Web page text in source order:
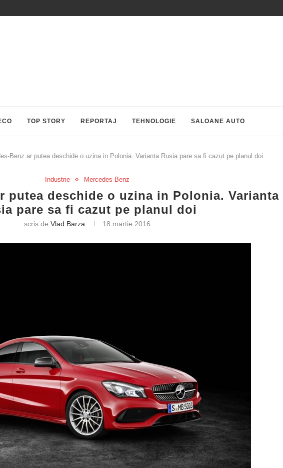
TOP STORY REPORTAJ TEHNOLOGIE SALOANE AUTO
Benz ar putea deschide o uzina in Polonia. Varianta Rusia pare sa fi cazut pe planul doi
Industrie Mercedes-Benz
putea deschide o uzina in Polonia. Varianta
pare sa fi cazut pe planul doi
scris deVlad Barza 18 martie 2016